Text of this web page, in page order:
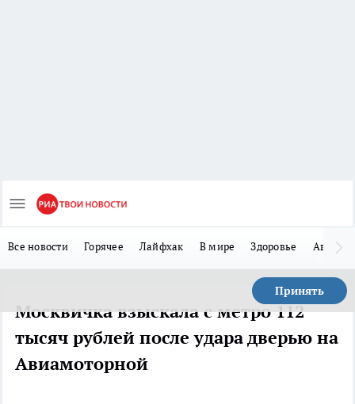
Все новости Горячее Лайфхак В мире Здоровье Авто
Принять
Москвичка взыскала с метро 112
тысяч рублей после удара дверью на
Авиамоторной